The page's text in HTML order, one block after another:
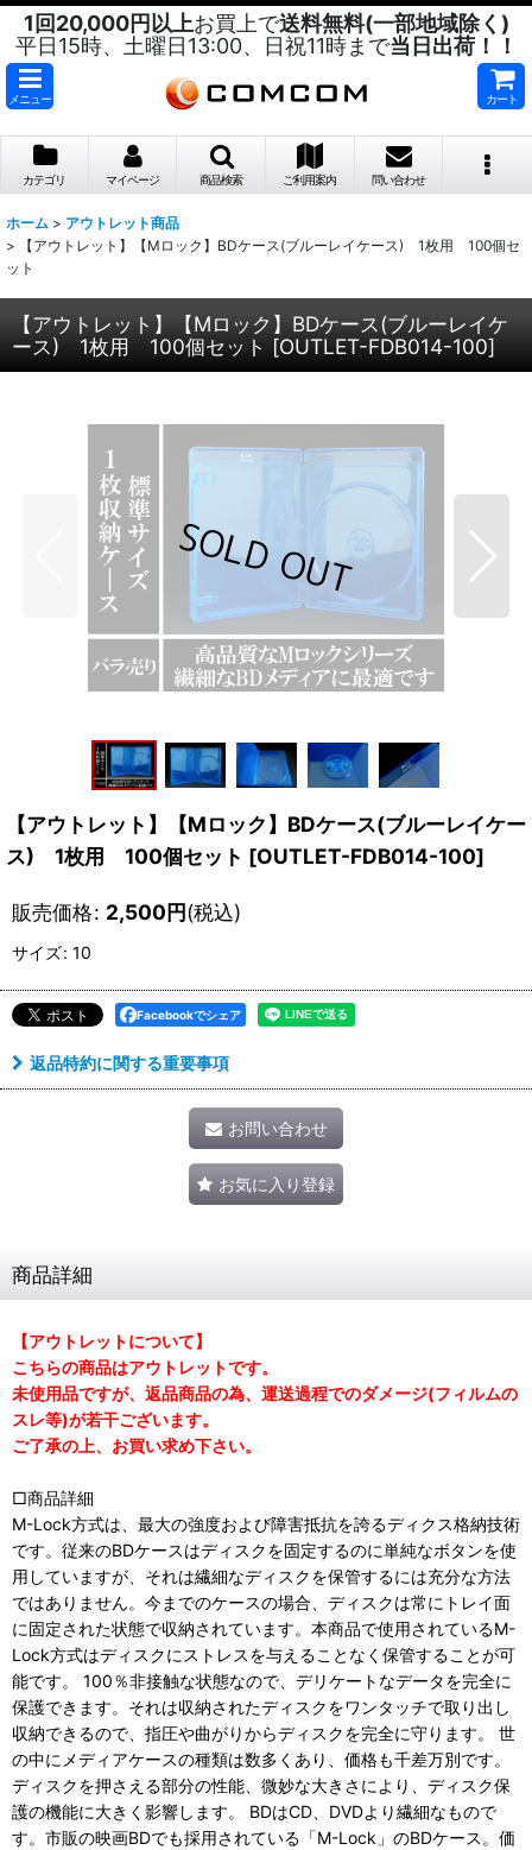
1回20,000円以上お買上で送料無料(一部地域除く)
平日15時、土曜日13:00、日祝11時まで当日出荷！！
メニュー カート
カテゴリ マイページ 商品検索 ご利用案内 問い合わせ
ホーム > アウトレット商品
>
【アウトレット】【Mロック】BDケース(ブルーレイケース) 1枚用 100個セ
ット
【アウトレット】【Mロック】BDケース(ブルーレイケ
ース) 1枚用 100個セット [OUTLET-FDB014-100]
【アウトレット】【Mロック】BDケース(ブルーレイケー
ス) 1枚用 100個セット [OUTLET-FDB014-100]
販売価格: 2,500円(税込)
サイズ: 10
Facebookでシェア
返品特約に関する重要事項
お問い合わせ
お気に入り登録
商品詳細
【アウトレットについて】
こちらの商品はアウトレットです。
未使用品ですが、返品商品の為、運送過程でのダメージ(フィルムの
スレ等)が若干ございます。
ご了承の上、お買い求め下さい。
□商品詳細
M-Lock方式は、最大の強度および障害抵抗を誇るディクス格納技術
です。従来のBDケースはディスクを固定するのに単純なボタンを使
用していますが、それは繊細なディスクを保管するには充分な方法
ではありません。今までのケースの場合、ディスクは常にトレイ面
に固定された状態で収納されています。本商品で使用されているM-
Lock方式はディスクにストレスを与えることなく保管することが可
能です。 100％非接触な状態なので、デリケートなデータを完全に
保護できます。それは収納されたディスクをワンタッチで取り出し
収納できるので、指圧や曲がりからディスクを完全に守ります。 世
の中にメディアケースの種類は数多くあり、価格も千差万別です。
ディスクを押さえる部分の性能、微妙な大きさにより、ディスク保
護の機能に大きく影響します。 BDはCD、DVDより繊細なもので
す。市販の映画BDでも採用されている「M-Lock」のBDケース。価